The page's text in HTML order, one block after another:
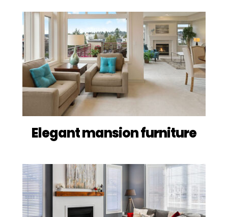
Elegant mansion furniture